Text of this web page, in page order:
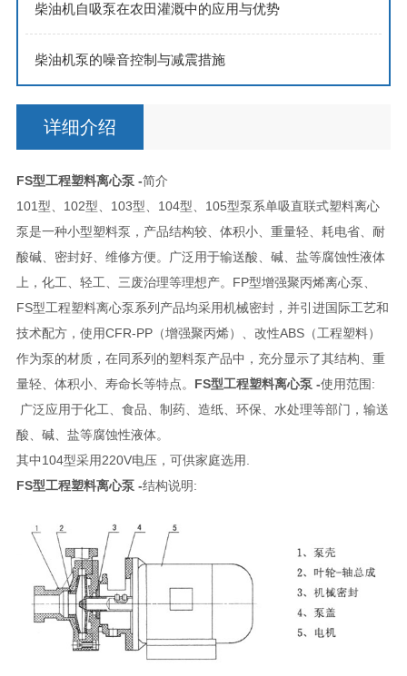
柴油机自吸泵在农田灌溉中的应用与优势
柴油机泵的噪音控制与减震措施
详细介绍
FS型工程塑料离心泵 -简介
101型、102型、103型、104型、105型泵系单吸直联式塑料离心
泵是一种小型塑料泵，产品结构较、体积小、重量轻、耗电省、耐
酸碱、密封好、维修方便。广泛用于输送酸、碱、盐等腐蚀性液体
上，化工、轻工、三废治理等理想产。FP型增强聚丙烯离心泵、
FS型工程塑料离心泵系列产品均采用机械密封，并引进国际工艺和
技术配方，使用CFR-PP（增强聚丙烯）、改性ABS（工程塑料）
作为泵的材质，在同系列的塑料泵产品中，充分显示了其结构、重
量轻、体积小、寿命长等特点。 FS型工程塑料离心泵 -使用范围:
广泛应用于化工、食品、制药、造纸、环保、水处理等部门，输送
酸、碱、盐等腐蚀性液体。
其中104型采用220V电压，可供家庭选用.
FS型工程塑料离心泵 -结构说明: